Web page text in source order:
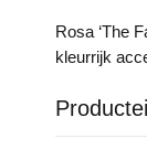
Rosa ‘The
kleurrijk